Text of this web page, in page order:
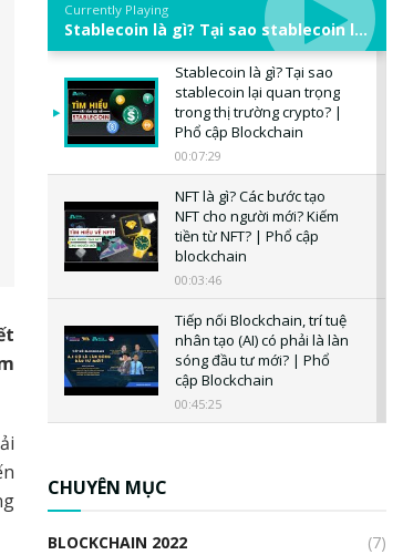
Currently Playing
Stablecoin là gì? Tại sao stablecoin lại quan trọng trong thị trường crypto? | Phổ cập Blockchain
Stablecoin là gì? Tại sao
stablecoin lại quan trọng
trong thị trường crypto? |
Phổ cập Blockchain
00:07:29
NFT là gì? Các bước tạo
NFT cho người mới? Kiếm
tiền từ NFT? | Phổ cập
blockchain
00:03:46
Tiếp nối Blockchain, trí tuệ
nhân tạo (AI) có phải là làn
sóng đầu tư mới? | Phổ
cập Blockchain
00:45:25
CHUYÊN MỤC
BLOCKCHAIN 2022
(7)